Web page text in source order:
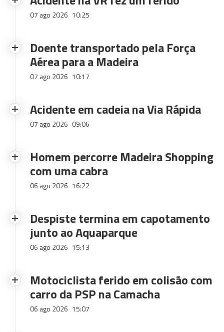
07 ago 2026 10:25
Doente transportado pela Força
Aérea para a Madeira
07 ago 2026 10:17
Acidente em cadeia na Via Rápida
07 ago 2026 09:06
Homem percorre Madeira Shopping
com uma cabra
06 ago 2026 16:22
Despiste termina em capotamento
junto ao Aquaparque
06 ago 2026 15:13
Motociclista ferido em colisão com
carro da PSP na Camacha
06 ago 2026 15:07